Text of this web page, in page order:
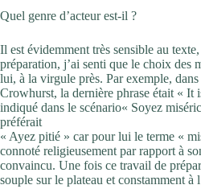
Quel genre d’acteur est-il ?
Il est évidemment très sensible au
préparation, j’ai senti que le choix des
lui, à la virgule près. Par exemple,
Crowhurst, la dernière phrase était « It
indiqué dans le scénario« Soyez
préférait
« Ayez pitié » car pour lui le terme «
connoté religieusement par rapport à
convaincu. Une fois ce travail de
souple sur le plateau et constamment à